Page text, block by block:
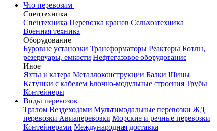
Что перевозим
Спецтехника
Спецтехника Перевозка кранов Сельхозтехника
Военная техника
Оборудование
Буровые установки Трансформаторы Реакторы Котлы,
резервуары, емкости Нефтегазовое оборудование
Иное
Яхты и катера Металлоконструкции Балки Шины
Катушки с кабелем Блочно-модульные строения Трубы
Контейнеры
Виды перевозок
Тралом Вездеходами Мультимодальные перевозки ЖД
перевозки Авиаперевозки Морские и речные перевозки
Контейнерами Международная доставка